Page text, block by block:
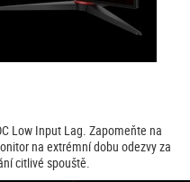
Low Input Lag. Zapomeňte na
na extrémní dobu odezvy za
citlivé spouště.